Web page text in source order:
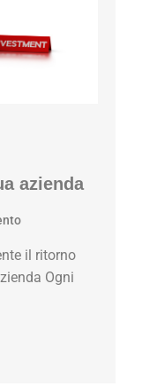
azienda
il ritorno
Ogni